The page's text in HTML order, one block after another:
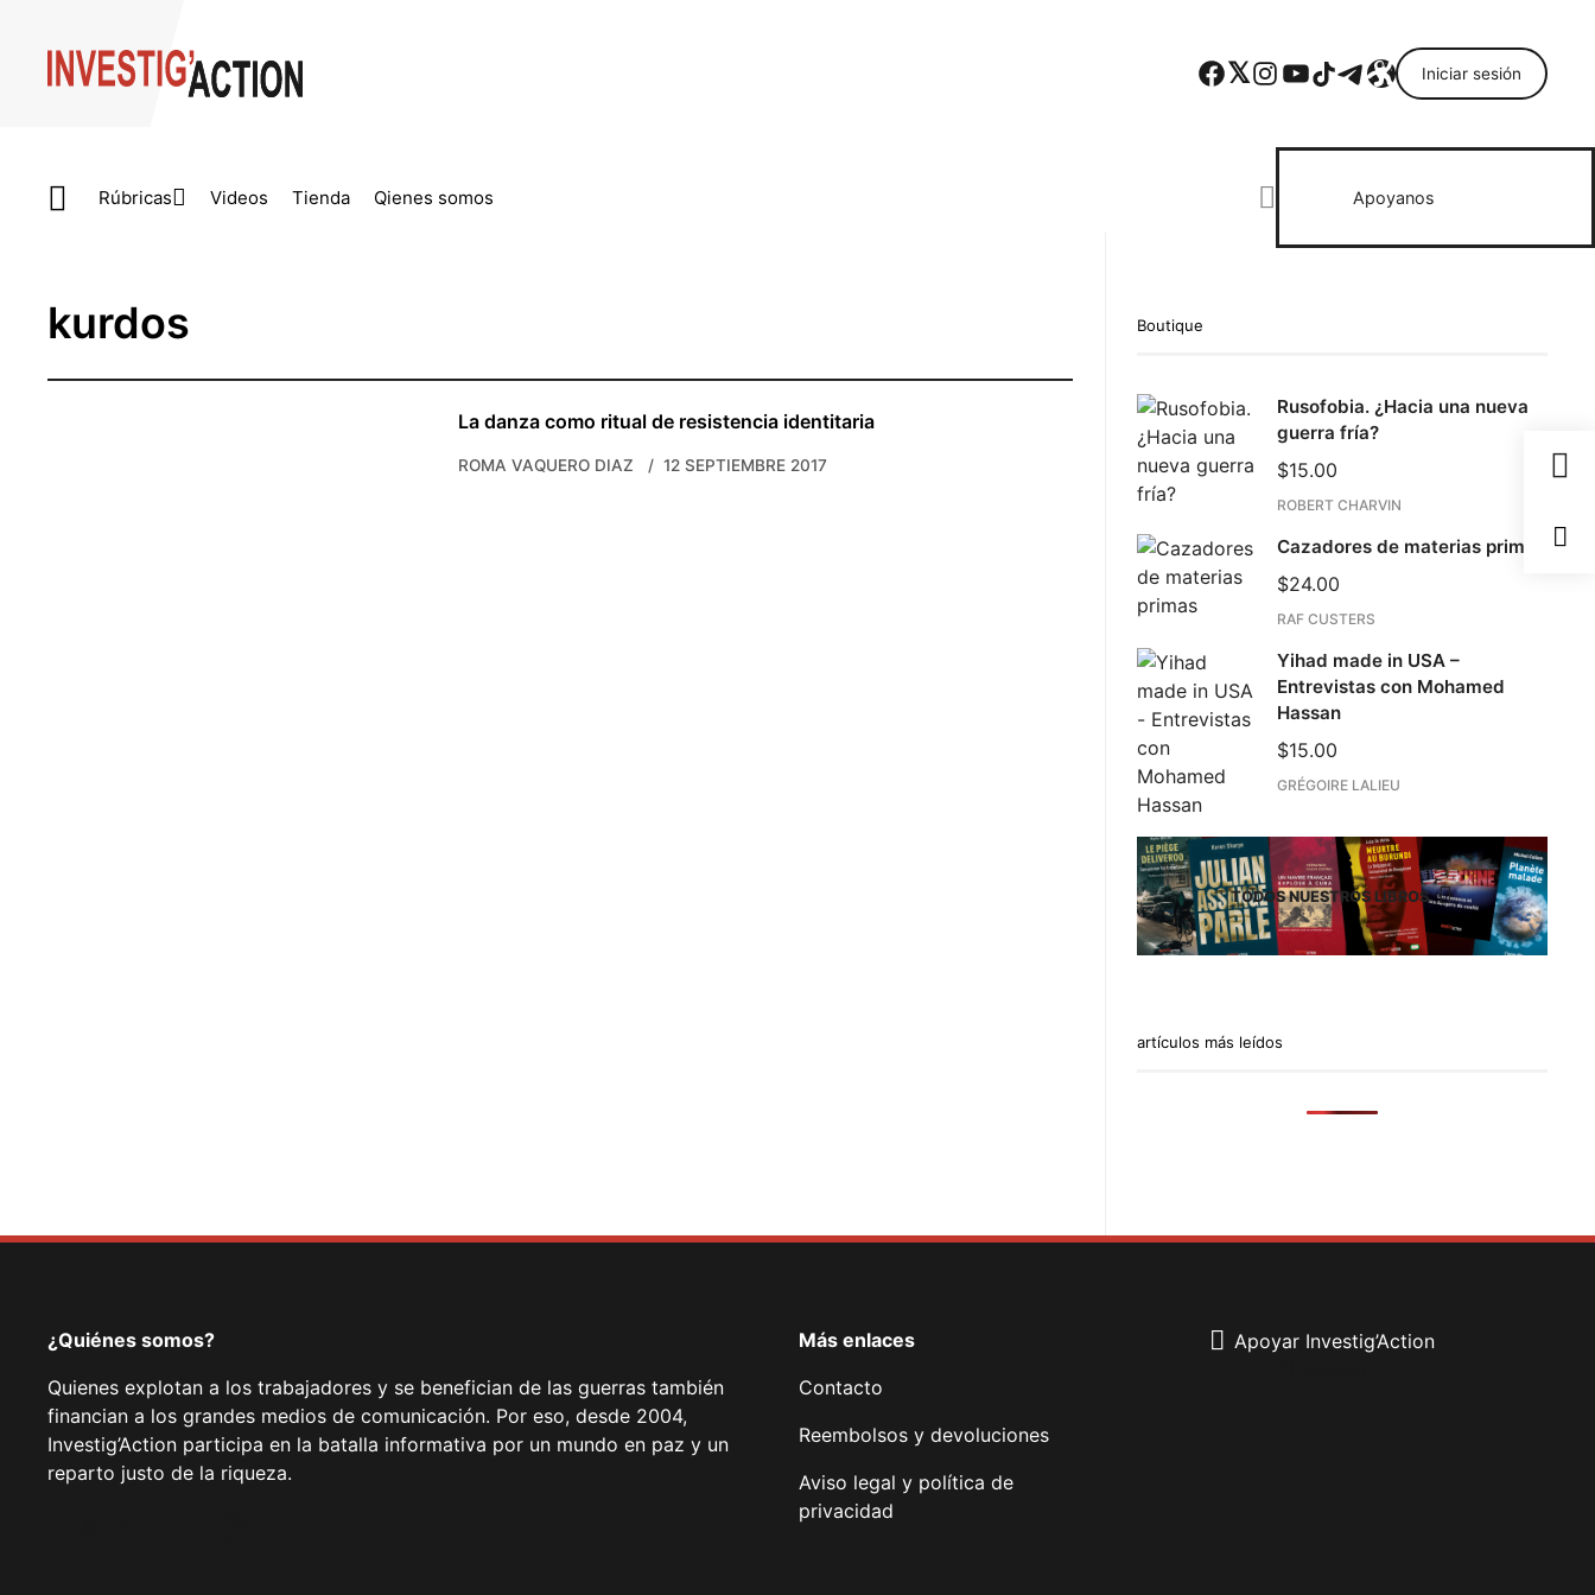
Facebook Twitter Instagram YouTube TikTok Telegram Enlace Iniciar sesión
Rúbricas Videos Tienda Qienes somos Apoyanos
kurdos
La danza como ritual de resistencia identitaria
ROMA VAQUERO DIAZ 12 SEPTIEMBRE 2017
Boutique
Rusofobia. ¿Hacia una nueva
guerra fría?
$15.00
ROBERT CHARVIN
Cazadores de materias primas
$24.00
RAF CUSTERS
Yihad made in USA –
Entrevistas con Mohamed
Hassan
$15.00
GRÉGOIRE LALIEU
TODOS NUESTROS LIBROS
artículos más leídos
¿Quiénes somos?
Quienes explotan a los trabajadores y se benefician de las guerras también
financian a los grandes medios de comunicación. Por eso, desde 2004,
Investig’Action participa en la batalla informativa por un mundo en paz y un
reparto justo de la riqueza.
Más enlaces
Contacto
Reembolsos y devoluciones
Aviso legal y política de
privacidad
Apoyar Investig’Action